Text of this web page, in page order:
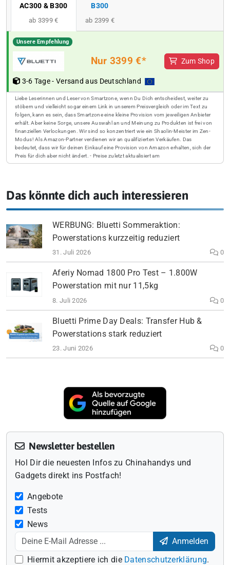
AC300 & B300
ab 3399 €
B300
ab 2399 €
Unsere Empfehlung
Nur 3399 €* Zum Shop
3-6 Tage - Versand aus Deutschland
Liebe Leserinnen und Leser von Smartzone, wenn Du Dich entscheidest, weiter zu
stöbern und vielleicht sogar einem Link in unserem Preisvergleich oder im Text zu
folgen, kann es sein, dass Smartzone eine kleine Provision vom jeweiligen Anbieter
erhält. Aber keine Sorge, unsere Auswahl an und Meinung zu Produkten ist frei von
finanziellen Verlockungen. Wir sind so konzentriert wie ein Shaolin-Meister im Zen-
Modus! Als Amazon-Partner verdienen wir an qualifizierten Verkäufen. Das
bedeutet, dass wir für deinen Einkauf eine Provision von Amazon erhalten, sich der
Preis für dich aber nicht ändert. - Preise zuletzt aktualisiert am
Das könnte dich auch interessieren
WERBUNG: Bluetti Sommeraktion:
Powerstations kurzzeitig reduziert
31. Juli 2026 0
Aferiy Nomad 1800 Pro Test – 1.800W
Powerstation mit nur 11,5kg
8. Juli 2026 0
Bluetti Prime Day Deals: Transfer Hub &
Powerstations stark reduziert
23. Juni 2026 0
Newsletter bestellen
Hol Dir die neuesten Infos zu Chinahandys und
Gadgets direkt ins Postfach!
Angebote
Tests
News
Anmelden
Hiermit akzeptiere ich die Datenschutzerklärung.